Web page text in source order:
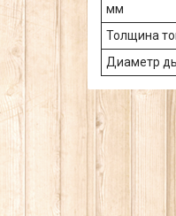
мм
Толщина
Диаметр